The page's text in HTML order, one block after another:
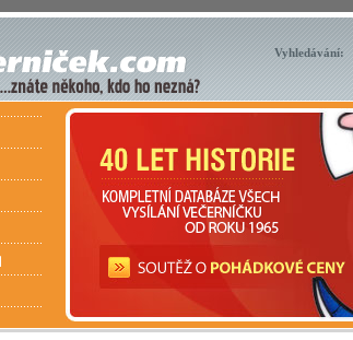
Vyhledávání: